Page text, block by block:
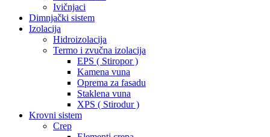
Ivičnjaci
Dimnjački sistem
Izolacija
Hidroizolacija
Termo i zvučna izolacija
EPS ( Stiropor )
Kamena vuna
Oprema za fasadu
Staklena vuna
XPS ( Stirodur )
Krovni sistem
Crep